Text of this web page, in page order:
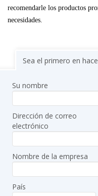
recomendarle los productos
necesidades.
Sea el primero en
Su nombre
Dirección de correo
electrónico
Nombre de la empresa
País